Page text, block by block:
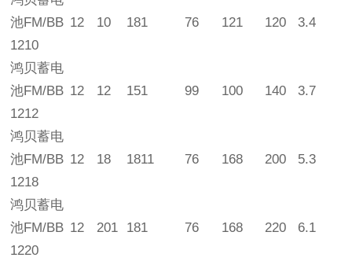
池FM/BB
1210
12 10 181 76 121 120 3.4
鸿贝蓄电
池FM/BB
1212
12 12 151 99 100 140 3.7
鸿贝蓄电
池FM/BB
1218
12 18 1811 76 168 200 5.3
鸿贝蓄电
池FM/BB
1220
12 201 181 76 168 220 6.1